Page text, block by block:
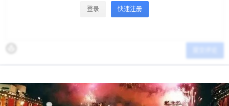
登录 快速注册